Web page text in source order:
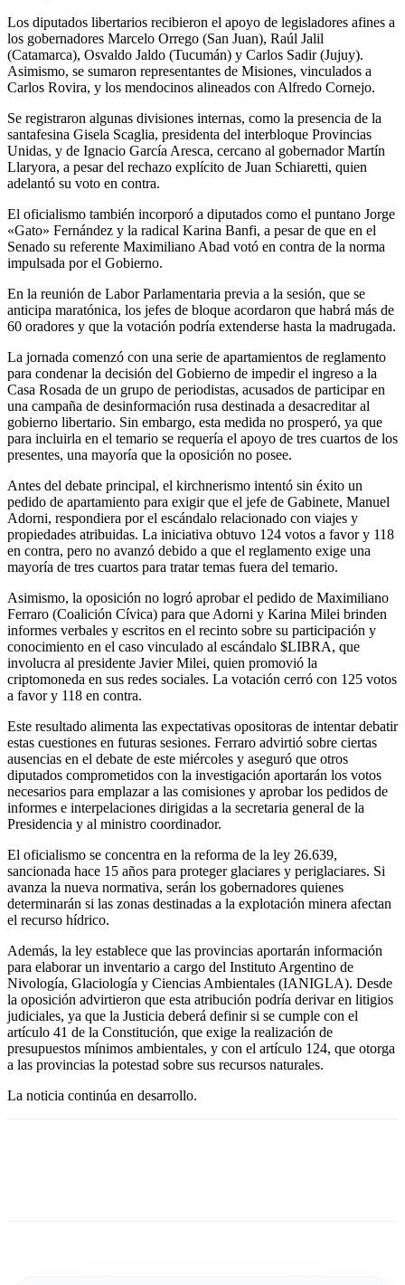
Los diputados libertarios recibieron el apoyo de legisladores afines a
los gobernadores Marcelo Orrego (San Juan), Raúl Jalil
(Catamarca), Osvaldo Jaldo (Tucumán) y Carlos Sadir (Jujuy).
Asimismo, se sumaron representantes de Misiones, vinculados a
Carlos Rovira, y los mendocinos alineados con Alfredo Cornejo.
Se registraron algunas divisiones internas, como la presencia de la
santafesina Gisela Scaglia, presidenta del interbloque Provincias
Unidas, y de Ignacio García Aresca, cercano al gobernador Martín
Llaryora, a pesar del rechazo explícito de Juan Schiaretti, quien
adelantó su voto en contra.
El oficialismo también incorporó a diputados como el puntano Jorge
«Gato» Fernández y la radical Karina Banfi, a pesar de que en el
Senado su referente Maximiliano Abad votó en contra de la norma
impulsada por el Gobierno.
En la reunión de Labor Parlamentaria previa a la sesión, que se
anticipa maratónica, los jefes de bloque acordaron que habrá más de
60 oradores y que la votación podría extenderse hasta la madrugada.
La jornada comenzó con una serie de apartamientos de reglamento
para condenar la decisión del Gobierno de impedir el ingreso a la
Casa Rosada de un grupo de periodistas, acusados de participar en
una campaña de desinformación rusa destinada a desacreditar al
gobierno libertario. Sin embargo, esta medida no prosperó, ya que
para incluirla en el temario se requería el apoyo de tres cuartos de los
presentes, una mayoría que la oposición no posee.
Antes del debate principal, el kirchnerismo intentó sin éxito un
pedido de apartamiento para exigir que el jefe de Gabinete, Manuel
Adorni, respondiera por el escándalo relacionado con viajes y
propiedades atribuidas. La iniciativa obtuvo 124 votos a favor y 118
en contra, pero no avanzó debido a que el reglamento exige una
mayoría de tres cuartos para tratar temas fuera del temario.
Asimismo, la oposición no logró aprobar el pedido de Maximiliano
Ferraro (Coalición Cívica) para que Adorni y Karina Milei brinden
informes verbales y escritos en el recinto sobre su participación y
conocimiento en el caso vinculado al escándalo $LIBRA, que
involucra al presidente Javier Milei, quien promovió la
criptomoneda en sus redes sociales. La votación cerró con 125 votos
a favor y 118 en contra.
Este resultado alimenta las expectativas opositoras de intentar debatir
estas cuestiones en futuras sesiones. Ferraro advirtió sobre ciertas
ausencias en el debate de este miércoles y aseguró que otros
diputados comprometidos con la investigación aportarán los votos
necesarios para emplazar a las comisiones y aprobar los pedidos de
informes e interpelaciones dirigidas a la secretaria general de la
Presidencia y al ministro coordinador.
El oficialismo se concentra en la reforma de la ley 26.639,
sancionada hace 15 años para proteger glaciares y periglaciares. Si
avanza la nueva normativa, serán los gobernadores quienes
determinarán si las zonas destinadas a la explotación minera afectan
el recurso hídrico.
Además, la ley establece que las provincias aportarán información
para elaborar un inventario a cargo del Instituto Argentino de
Nivología, Glaciología y Ciencias Ambientales (IANIGLA). Desde
la oposición advirtieron que esta atribución podría derivar en litigios
judiciales, ya que la Justicia deberá definir si se cumple con el
artículo 41 de la Constitución, que exige la realización de
presupuestos mínimos ambientales, y con el artículo 124, que otorga
a las provincias la potestad sobre sus recursos naturales.
La noticia continúa en desarrollo.